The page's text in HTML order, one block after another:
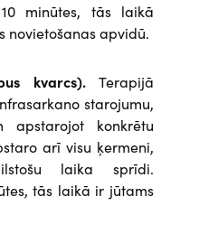
minūtes, tās laikā
novietošanas apvidū.
kvarcs). Terapijā
starojumu,
apstarojot konkrētu
arī visu ķermeni,
laika sprīdi.
tās laikā ir jūtams